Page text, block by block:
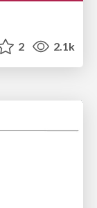
2 2.1k